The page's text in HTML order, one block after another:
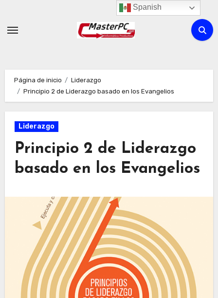
contenido
Página de inicio
Liderazgo
Principio 2 de Liderazgo basado en los Evangelios
Liderazgo
Principio 2 de Liderazgo
basado en los Evangelios
Spanish